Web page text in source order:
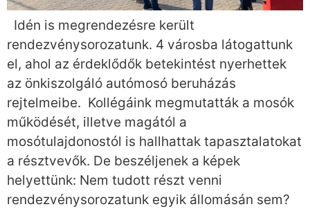
Idén is megrendezésre került
rendezvénysorozatunk. 4 városba látogattunk
el, ahol az érdeklődők betekintést nyerhettek
az önkiszolgáló autómosó beruházás
rejtelmeibe. Kollégáink megmutatták a mosók
működését, illetve magától a
mosótulajdonostól is hallhattak tapasztalatokat
a résztvevők. De beszéljenek a képek
helyettünk: Nem tudott részt venni
rendezvénysorozatunk egyik állomásán sem?